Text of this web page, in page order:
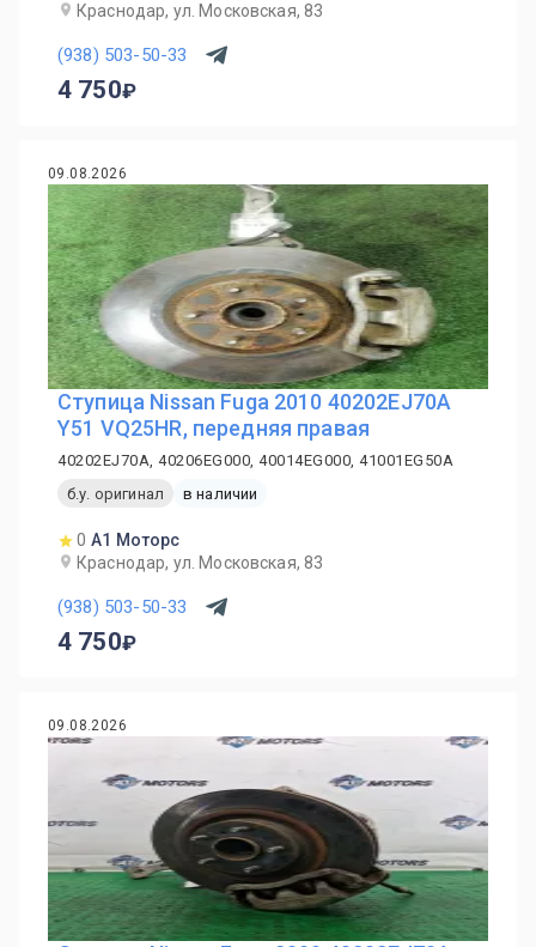
Краснодар, ул. Московская, 83
(938) 503-50-33
4 750
09.08.2026
Ступица Nissan Fuga 2010 40202EJ70A
Y51 VQ25HR, передняя правая
40202EJ70A, 40206EG000, 40014EG000, 41001EG50A
б.у. оригинал
в наличии
0 А1 Моторс
Краснодар, ул. Московская, 83
(938) 503-50-33
4 750
09.08.2026